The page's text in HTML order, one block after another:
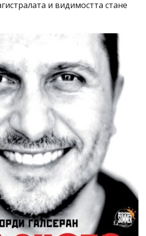
и видимостта стане